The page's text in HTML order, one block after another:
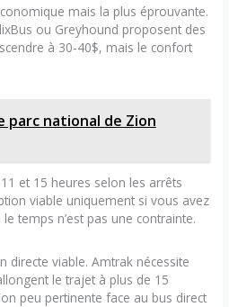
mais la plus éprouvante.
ou Greyhound proposent des
à 30-40$, mais le confort
parc national de Zion
et 15 heures selon les arrêts
viable uniquement si vous avez
temps n’est pas une contrainte.
directe viable. Amtrak nécessite
le trajet à plus de 15
peu pertinente face au bus direct